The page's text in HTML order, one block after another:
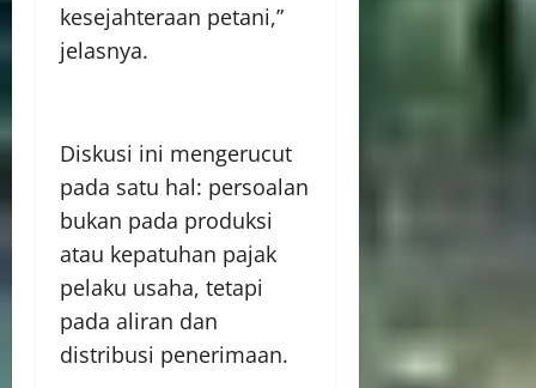
kesejahteraan petani,”
jelasnya.
Diskusi ini mengerucut
pada satu hal: persoalan
bukan pada produksi
atau kepatuhan pajak
pelaku usaha, tetapi
pada aliran dan
distribusi penerimaan.